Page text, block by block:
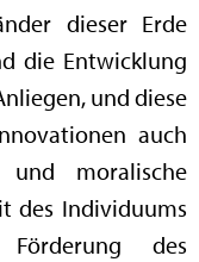
dieser Erde
die Entwicklung
und diese
auch
moralische
des Individuums
des